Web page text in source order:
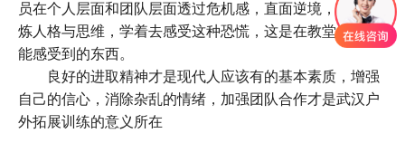
员在个人层面和团队层面透过危机感，直面逆境，从而锻
炼人格与思维，学着去感受这种恐慌，这是在教堂上不可
能感受到的东西。
良好的进取精神才是现代人应该有的基本素质，增强
自己的信心，消除杂乱的情绪，加强团队合作才是武汉户
外拓展训练的意义所在